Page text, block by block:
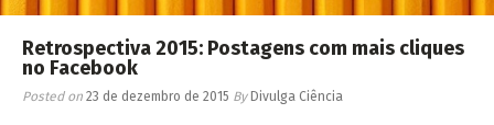
Retrospectiva 2015: Postagens com mais cliques
no Facebook
Posted on 23 de dezembro de 2015 By Divulga Ciência